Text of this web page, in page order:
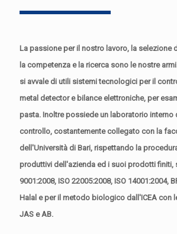
La passione per il nostro lavoro, la selezione
la competenza e la ricerca sono le nostre
si avvale di utili sistemi tecnologici per il
metal detector e bilance elettroniche, per
pasta. Inoltre possiede un laboratorio interno
controllo, costantemente collegato con la
dell'Università di Bari, rispettando la
produttivi dell'azienda ed i suoi prodotti finiti,
9001:2008, ISO 22005:2008, ISO 14001:2004,
Halal e per il metodo biologico dall'ICEA con
JAS e AB.